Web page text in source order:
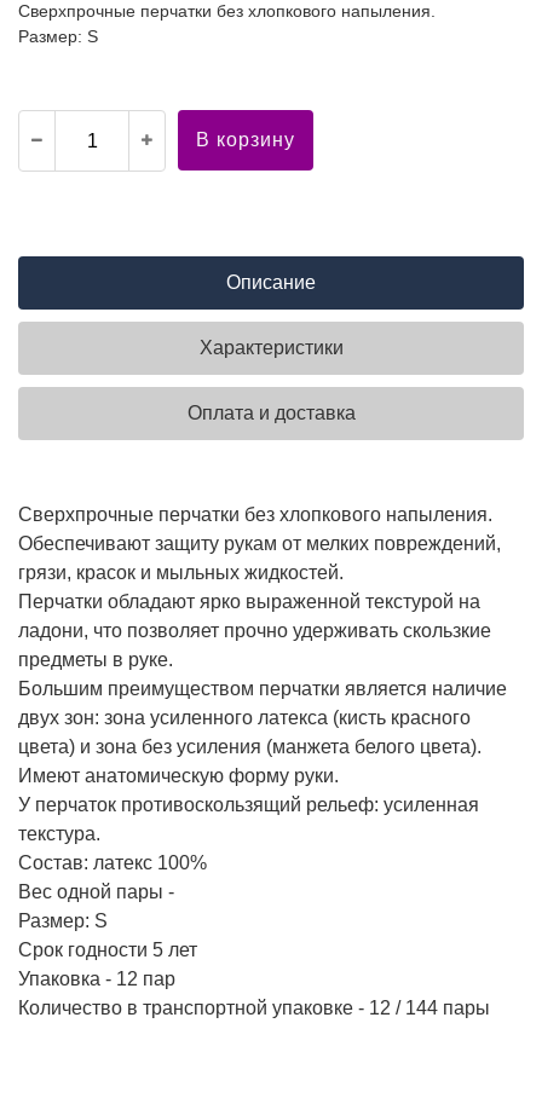
Сверхпрочные перчатки без хлопкового напыления.
Размер: S
В корзину
Описание
Характеристики
Оплата и доставка
Сверхпрочные перчатки без хлопкового напыления.
Обеспечивают защиту рукам от мелких повреждений,
грязи, красок и мыльных жидкостей.
Перчатки обладают ярко выраженной текстурой на
ладони, что позволяет прочно удерживать скользкие
предметы в руке.
Большим преимуществом перчатки является наличие
двух зон: зона усиленного латекса (кисть красного
цвета) и зона без усиления (манжета белого цвета).
Имеют анатомическую форму руки.
У перчаток противоскользящий рельеф: усиленная
текстура.
Состав: латекс 100%
Вес одной пары -
Размер: S
Срок годности 5 лет
Упаковка - 12 пар
Количество в транспортной упаковке - 12 / 144 пары